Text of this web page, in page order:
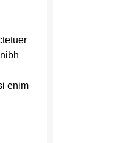
enim